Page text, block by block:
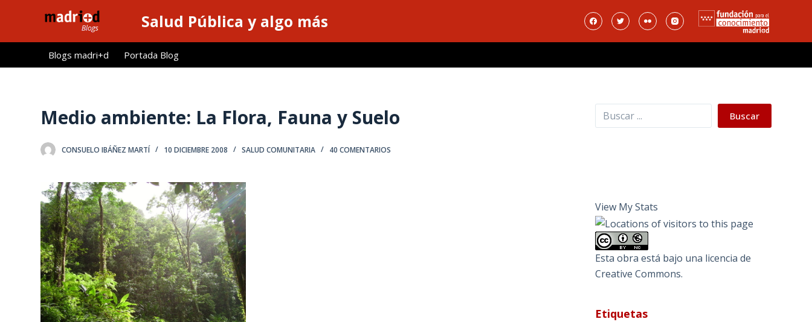
l
Salud Pública y algo más
Blogs madri+d Portada Blog
Medio ambiente: La Flora, Fauna y Suelo
CONSUELO IBÁÑEZ MARTÍ 10 DICIEMBRE 2008 SALUD COMUNITARIA 40 COMENTARIOS
Buscar Buscar
View My Stats
Esta obra está bajo una licencia de
Creative Commons.
Etiquetas